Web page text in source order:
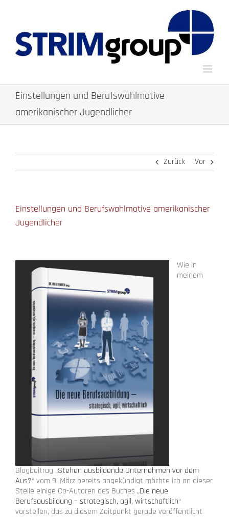
Einstellungen und Berufswahlmotive
amerikanischer Jugendlicher
Zurück Vor
Einstellungen und Berufswahlmotive amerikanischer
Jugendlicher
Wie in
meinem
Blogbeitrag „Stehen ausbildende Unternehmen vor dem
Aus?“ vom 9. März bereits angekündigt möchte ich an dieser
Stelle einige Co-Autoren des Buches „Die neue
Berufsausbildung – strategisch, agil, wirtschaftlich“
vorstellen, das zu diesem Zeitpunkt gerade veröffentlicht